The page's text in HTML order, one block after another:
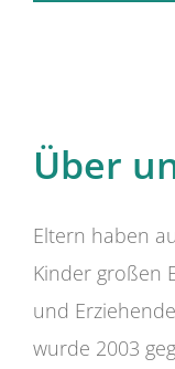
Über
Eltern haben
Kinder großen
und
wurde 2003